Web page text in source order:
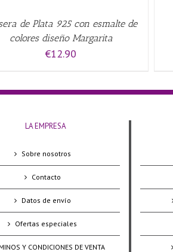
de Plata 925 con esmalte de
colores diseño Margarita
€12.90
LA EMPRESA
Sobre nosotros
Contacto
Datos de envío
Ofertas especiales
Y CONDICIONES DE VENTA